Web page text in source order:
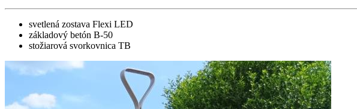
svetlená zostava Flexi LED
základový betón B-50
stožiarová svorkovnica TB